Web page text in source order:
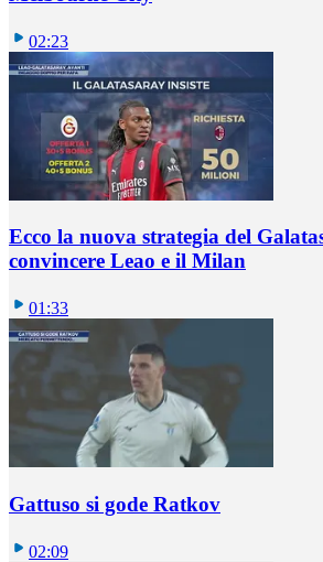
02:23
Ecco la nuova strategia del
convincere Leao e il Milan
01:33
Gattuso si gode Ratkov
02:09